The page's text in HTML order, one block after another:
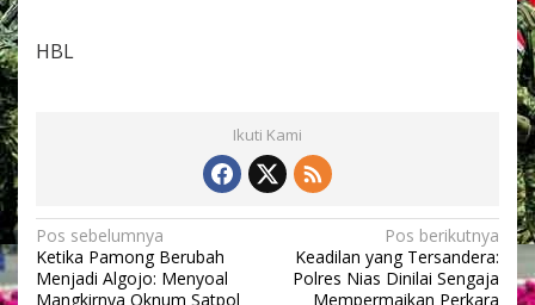
a
i
d
HBL
Ikuti Kami
N
a
Pos sebelumnya
Ketika Pamong Berubah
Menjadi Algojo: Menyoal
Mangkirnya Oknum Satpol
Pos berikutnya
Keadilan yang Tersandera:
Polres Nias Dinilai Sengaja
Mempermaikan Perkara